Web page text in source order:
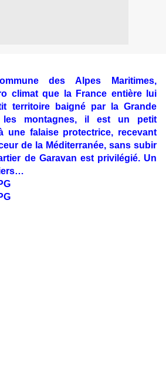
des Alpes Maritimes,
climat que la France entière lui
territoire baigné par la Grande
les montagnes, il est un petit
une falaise protectrice, recevant
de la Méditerranée, sans subir
de Garavan est privilégié. Un